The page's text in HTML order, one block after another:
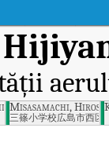
Prefecture
Misasamachi,
三篠小学校広島市西区